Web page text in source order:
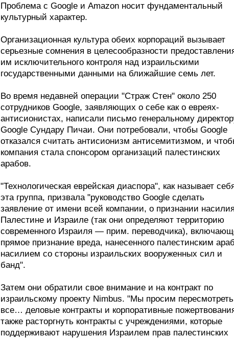
Проблема с Google и Amazon носит фундаментальный
культурный характер.
Организационная культура обеих корпораций вызывает
серьезные сомнения в целесообразности
им исключительного контроля над израильскими
государственными данными на ближайшие семь лет.
Во время недавней операции "Страж Стен" около 250
сотрудников Google, заявляющих о себе как о евреях-
антисионистах, написали письмо генеральному
Google Сундару Пичаи. Они потребовали, чтобы Google
отказался считать антисионизм антисемитизмом, и
компания стала спонсором организаций палестинских
арабов.
"Технологическая еврейская диаспора", как называет
эта группа, призвала "руководство Google сделать
заявление от имени всей компании, о признании
Палестине и Израиле (так они определяют территорию
современного Израиля — прим. переводчика),
прямое признание вреда, нанесенного палестинским
насилием со стороны израильских вооруженных сил и
банд".
Затем они обратили свое внимание и на контракт по
израильскому проекту Nimbus. "Мы просим пересмотреть
все… деловые контракты и корпоративные
также расторгнуть контракты с учреждениями, которые
поддерживают нарушения Израилем прав палестинских